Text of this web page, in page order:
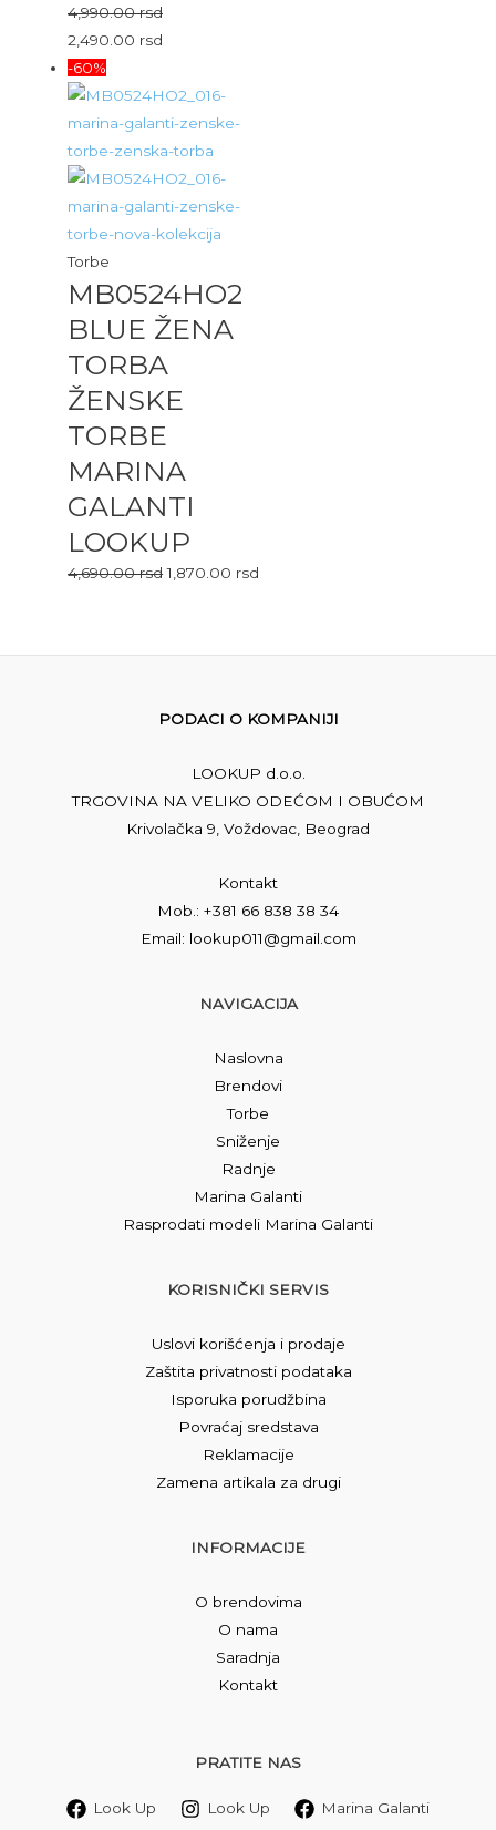
4,990.00rsd
2,490.00 rsd
-60%
Torbe
MB0524HO2
BLUE ŽENA
TORBA
ŽENSKE
TORBE
MARINA
GALANTI
LOOKUP
4,690.00rsd 1,870.00 rsd
PODACI O KOMPANIJI
LOOKUP d.o.o.
TRGOVINA NA VELIKO ODEĆOM I OBUĆOM
Krivolačka 9, Voždovac, Beograd
Kontakt
Mob.: +381 66 838 38 34
Email: lookup011@gmail.com
NAVIGACIJA
Naslovna
Brendovi
Torbe
Sniženje
Radnje
Marina Galanti
Rasprodati modeli Marina Galanti
KORISNIČKI SERVIS
Uslovi korišćenja i prodaje
Zaštita privatnosti podataka
Isporuka porudžbina
Povraćaj sredstava
Reklamacije
Zamena artikala za drugi
INFORMACIJE
O brendovima
O nama
Saradnja
Kontakt
PRATITE NAS
Look Up Look Up Marina Galanti